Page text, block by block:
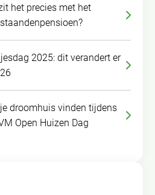
het precies met het
2025: dit verandert er
droomhuis vinden tijdens
Open Huizen Dag